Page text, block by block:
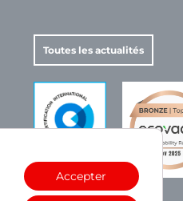
Toutes les actualités
Accepter